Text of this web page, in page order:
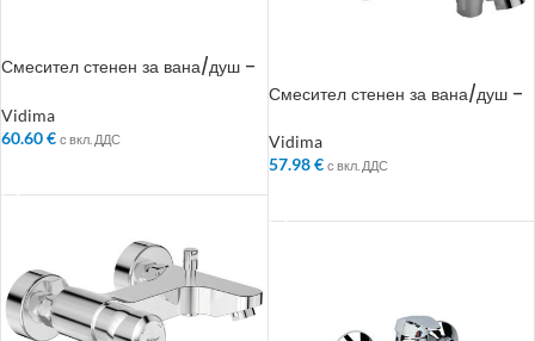
Смесител стенен за вана/душ –
Vidima
60.60€ с вкл. ДДС
Смесител стенен за вана/душ –
Vidima
57.98€ с вкл. ДДС